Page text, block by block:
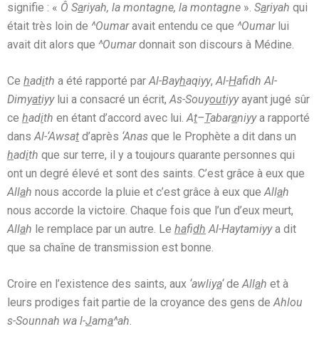
signifie : « Ô Sariyah, la montagne, la montagne ». Sariyah qui
était très loin de ^Oumaravait entendu ce que ^Oumar lui
avait dit alors que ^Oumardonnait son discours à Médine.
Ce hadith a été rapporté parAl-Bayhaqiyy,Al-Hafidh Al-
Dimyatiyylui a consacré un écrit,As-Souyoutiyyayant jugé sûr
ce hadith en étant d’accord avec lui.At–Tabaraniyya rapporté
dansAl-‘Awsat d’après ‘Anas que le Prophète a dit dans un
hadith que sur terre, il y a toujours quarante personnes qui
ont un degré élevé et sont des saints. C’est grâce à eux que
Allah nous accorde la pluie et c’est grâce à eux queAllah
nous accorde la victoire. Chaque fois que l’un d’eux meurt,
Allah le remplace par un autre. Le hafidh Al-Haytamiyya dit
que sa chaîne de transmission est bonne.
Croire en l’existence des saints, aux ‘awliya‘deAllah et à
leurs prodiges fait partie de la croyance des gens deAhlou
s-Sounnah wa l-Jama^ah.